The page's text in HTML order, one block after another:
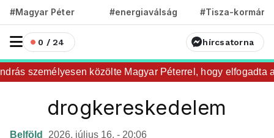
#Magyar Péter #energiaválság #Tisza-kormány
0 / 24 hírcsatorna
személyesen közölte Magyar Péterrel, hogy elfogadta
drogkereskedelem
Belföld 2026. július 16. - 20:06